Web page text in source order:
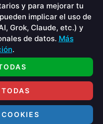
y para mejorar tu
implicar el uso de
Grok, Claude, etc.) y
de datos. Más
.